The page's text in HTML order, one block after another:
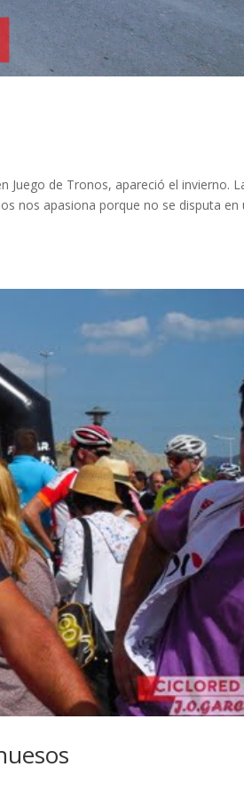
Juego de Tronos, apareció el invierno.
nos apasiona porque no se disputa en